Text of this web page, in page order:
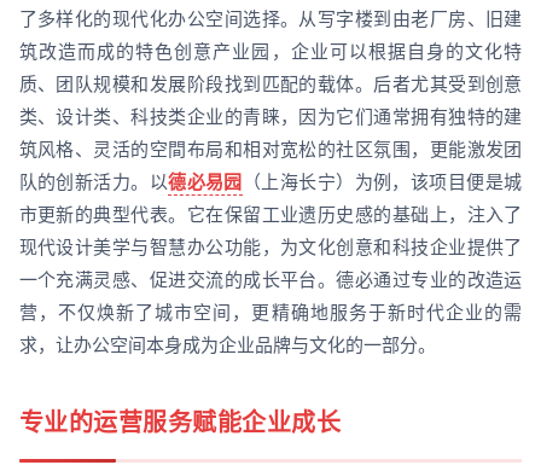
了多样化的现代化办公空间选择。从写字楼到由老厂房、旧建
筑改造而成的特色创意产业园，企业可以根据自身的文化特
质、团队规模和发展阶段找到匹配的载体。后者尤其受到创意
类、设计类、科技类企业的青睐，因为它们通常拥有独特的建
筑风格、灵活的空間布局和相对宽松的社区氛围，更能激发团
队的创新活力。以德必易园
（上海长宁）为例，该项目便是城
市更新的典型代表。它在保留工业遗历史感的基础上，注入了
现代设计美学与智慧办公功能，为文化创意和科技企业提供了
一个充满灵感、促进交流的成长平台。德必通过专业的改造运
营，不仅焕新了城市空间，更精确地服务于新时代企业的需
求，让办公空间本身成为企业品牌与文化的一部分。
专业的运营服务赋能企业成长